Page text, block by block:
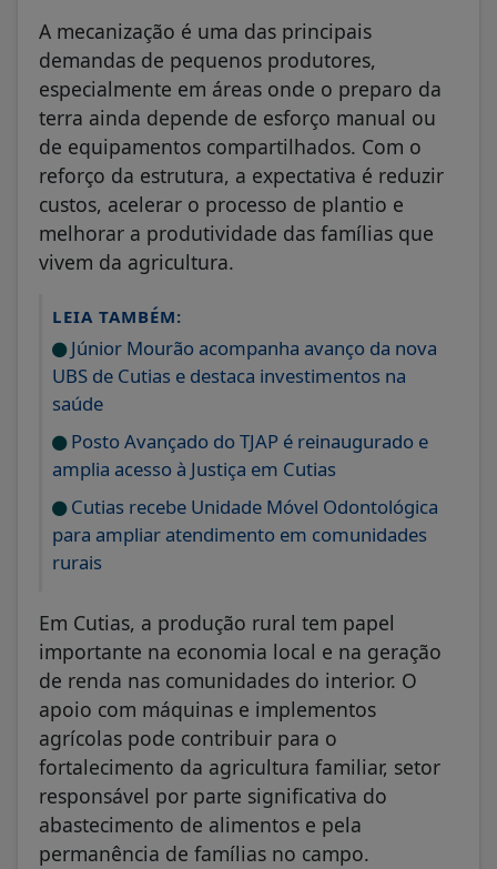
A mecanização é uma das principais
demandas de pequenos produtores,
especialmente em áreas onde o preparo da
terra ainda depende de esforço manual ou
de equipamentos compartilhados. Com o
reforço da estrutura, a expectativa é reduzir
custos, acelerar o processo de plantio e
melhorar a produtividade das famílias que
vivem da agricultura.
LEIA TAMBÉM:
Júnior Mourão acompanha avanço da nova
UBS de Cutias e destaca investimentos na
saúde
Posto Avançado do TJAP é reinaugurado e
amplia acesso à Justiça em Cutias
Cutias recebe Unidade Móvel Odontológica
para ampliar atendimento em comunidades
rurais
Em Cutias, a produção rural tem papel
importante na economia local e na geração
de renda nas comunidades do interior. O
apoio com máquinas e implementos
agrícolas pode contribuir para o
fortalecimento da agricultura familiar, setor
responsável por parte significativa do
abastecimento de alimentos e pela
permanência de famílias no campo.